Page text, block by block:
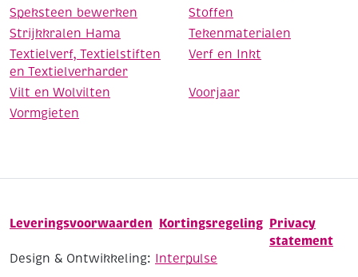
Speksteen bewerken
Stoffen
Strijkkralen Hama
Tekenmaterialen
Textielverf, Textielstiften
en Textielverharder
Verf en Inkt
Vilt en Wolvilten
Voorjaar
Vormgieten
Leveringsvoorwaarden Kortingsregeling Privacy
statement
Design & Ontwikkeling: Interpulse